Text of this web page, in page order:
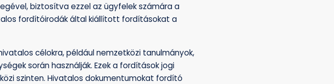
biztosítva ezzel az ügyfelek számára a
fordítóirodák által kiállított fordításokat a
célokra, például nemzetközi tanulmányok,
során használják. Ezek a fordítások jogi
szinten. Hivatalos dokumentumokat fordító